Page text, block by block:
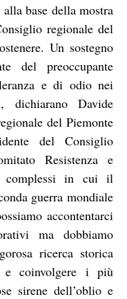
alla base della mostra
regionale del
Un sostegno
del preoccupante
e di odio nei
dichiarano Davide
del Piemonte
del Consiglio
Resistenza e
complessi in cui il
guerra mondiale
accontentarci
ma dobbiamo
ricerca storica
e coinvolgere i più
sirene dell’oblio e